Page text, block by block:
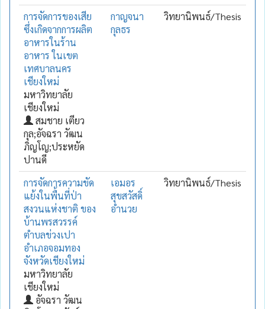
การจัดการของเสีย
ซึ่งเกิดจากการผลิต
อาหารในร้าน
อาหาร ในเขต
เทศบาลนคร
เชียงใหม่
มหาวิทยาลัย
เชียงใหม่
สมชาย เตียว
กุล;อัจฉรา วัฒน
ภิญโญ;ประหยัด
ปานดี
กาญจนา
กุลธร
วิทยานิพนธ์/Thesis
การจัดการความขัด
แย้งในพื้นที่ป่า
สงวนแห่งชาติ ของ
บ้านพรสวรรค์
ตำบลข่วงเปา
อำเภอจอมทอง
จังหวัดเชียงใหม่
มหาวิทยาลัย
เชียงใหม่
อัจฉรา วัฒน
เอมอร
สุขสวัสดิ์
อำนวย
วิทยานิพนธ์/Thesis